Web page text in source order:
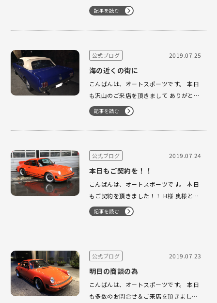
ました。 台風6号Σ（・□・；）発生でご
ざいます。 明日は、隅田川の花火大会で
す。 中止になると付近のコンビニや飲食
す。 そして、普段の数倍も仕入れてる…
記事を読む
公式ブログ 2019.07.25
海の近くの街に
こんばんは、オートスポーツです。 本日
も沢山のご来店を頂きまして ありがとう
ございました。 神奈川県のとある街にマ
スタングをお納車 させて頂きました。
海の近くのステキなロケーションで
したので 大切な一台の仲間入りに！！…
記事を読む
公式ブログ 2019.07.24
本日もご契約を！！
こんばんは、オートスポーツです。 本日
もご契約を頂きました！！ H様 奥様とお
二人でご来店くださいました。 遠いとこ
ろ本当にありがとうございました。
GOODコンディションのSC！！ とても楽
しっかり仕上げてまいります！…
記事を読む
公式ブログ 2019.07.23
明日の商談の為
こんばんは、オートスポーツです。 本日
も多数のお問合せ＆ご来店を頂きまして